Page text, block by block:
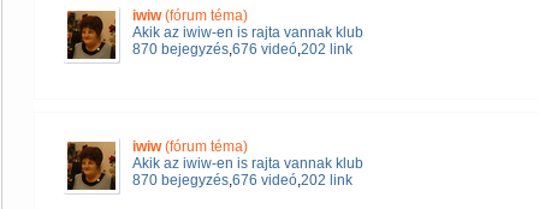
iwiw(fórum téma)
Akik az iwiw-en is rajta vannak klub
870 bejegyzés,676 videó,202 link
iwiw(fórum téma)
Akik az iwiw-en is rajta vannak klub
870 bejegyzés,676 videó,202 link